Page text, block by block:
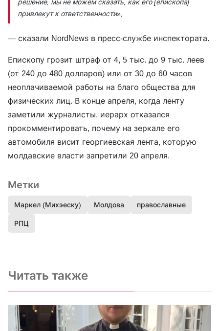
решение, мы не можем сказать, как его [епископа]
привлекут к ответственности»,
— сказали NordNews в пресс-службе инспектората.
Епископу грозит штраф от 4, 5 тыс. до 9 тыс. леев
(от 240 до 480 долларов) или от 30 до 60 часов
неоплачиваемой работы на благо общества для
физических лиц. В конце апреля, когда ленту
заметили журналисты, иерарх отказался
прокомментировать, почему на зеркале его
автомобиля висит георгиевская лента, которую
молдавские власти запретили 20 апреля.
Метки
Маркел (Михэеску) Молдова православные
РПЦ
Читать также